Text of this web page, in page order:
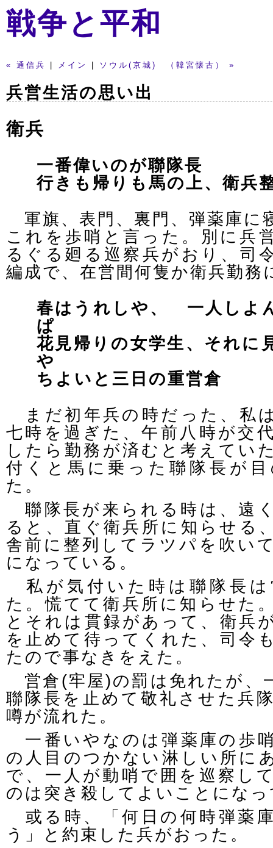
戦争と平和
« 通信兵 メイン ソウル(京城) （韓宮懐古） »
兵営生活の思い出
衛兵
一番偉いのが聯隊長
行きも帰りも馬の上、衛兵
軍旗、表門、裏門、弾薬庫に
これを歩哨と言った。別に兵
るぐる廻る巡察兵がおり、司
編成で、在営間何隻か衛兵勤務
春はうれしや、 一人しよ
ぱ
花見帰りの女学生、それに
や
ちよいと三日の重営倉
まだ初年兵の時だった、私
七時を過ぎた、午前八時が交
したら勤務が済むと考えて
付くと馬に乗った聯隊長が
た。
聯隊長が来られる時は、遠
ると、直ぐ衛兵所に知らせる
舎前に整列してラツパを吹い
になっている。
私が気付いた時は聯隊長は
た。慌てて衛兵所に知らせた
とそれは貫録があって、衛兵
を止めて待ってくれた、司令
たので事なきをえた。
営倉(牢屋)の罰は免れたが、
聯隊長を止めて敬礼させた兵
噂が流れた。
一番いやなのは弾薬庫の歩
の人目のつかない淋しい所に
で、一人が動哨で囲を巡察し
のは突き殺してよいことにな
或る時、「何日の何時弾薬
う」と約束した兵がおった。